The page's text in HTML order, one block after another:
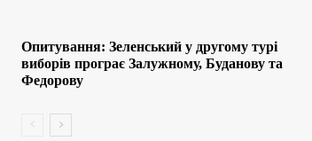
Опитування: Зеленський у другому турі
виборів програє Залужному, Буданову та
Федорову